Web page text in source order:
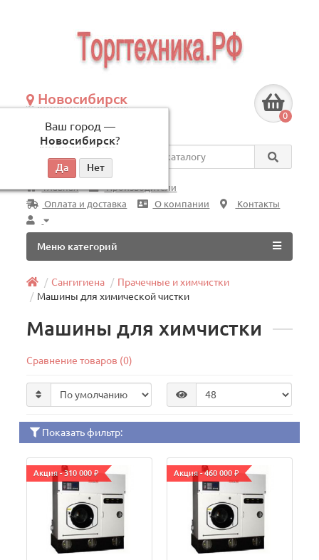
Новосибирск
Ваш город —
Новосибирск?
по будням, с 09:00 до 18:00
0
Везде
Главная
Производители
Оплата и доставка
О компании Контакты
Меню категорий
Сангигиена
Прачечные и химчистки
Машины для химической чистки
Машины для химчистки
Сравнение товаров (0)
Показать фильтр:
Акция - 310 000 ₽ Акция - 460 000 ₽